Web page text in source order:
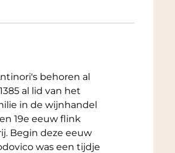
een unieke
maakt, maar die vooral
tussen kracht, rijp
een
in de komende jaren
naar voren komen.
als in de verre
behoren al
al lid van het
in de wijnhandel
19e eeuw flink
Begin deze eeuw
was een tijdje